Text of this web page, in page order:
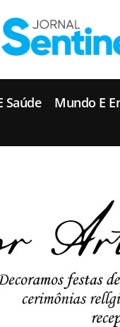
Saúde Mundo E